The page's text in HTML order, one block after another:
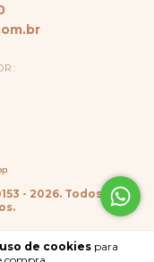
de cookiespara
- 2026. Todos os